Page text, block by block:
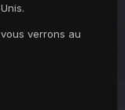
verrons au